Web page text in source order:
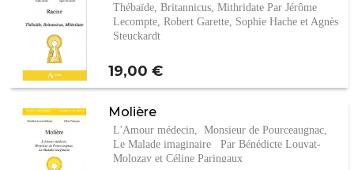
Thébaïde, Britannicus, Mithridate Par Jérôme
Lecompte, Robert Garette, Sophie Hache et Agnès
Steuckardt
Prix
19,00 €
Molière
L'Amour médecin, Monsieur de Pourceaugnac,
Le Malade imaginaire Par Bénédicte Louvat-
Molozay et Céline Paringaux